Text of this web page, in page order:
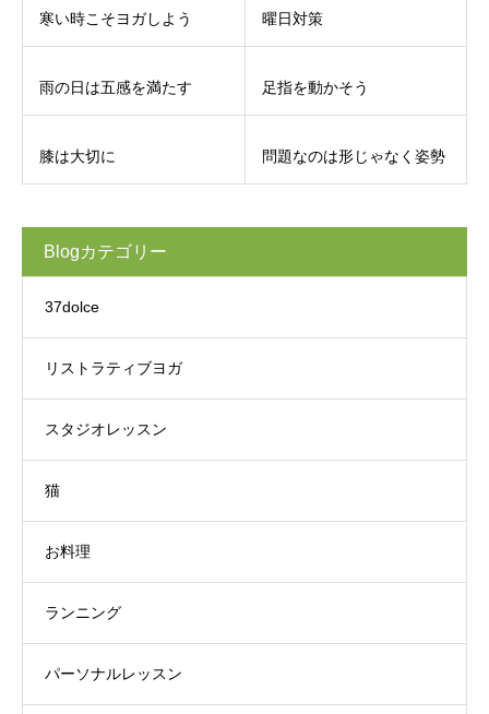
寒い時こそヨガしよう 曜日対策
雨の日は五感を満たす 足指を動かそう
膝は大切に 問題なのは形じゃなく姿勢
Blogカテゴリー
37dolce
リストラティブヨガ
スタジオレッスン
猫
お料理
ランニング
パーソナルレッスン